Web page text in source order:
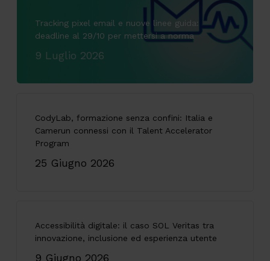
Tracking pixel email e nuove linee guida:
deadline al 29/10 per mettersi a norma
9 Luglio 2026
CodyLab, formazione senza confini: Italia e
Camerun connessi con il Talent Accelerator
Program
25 Giugno 2026
Accessibilità digitale: il caso SOL Veritas tra
innovazione, inclusione ed esperienza utente
9 Giugno 2026